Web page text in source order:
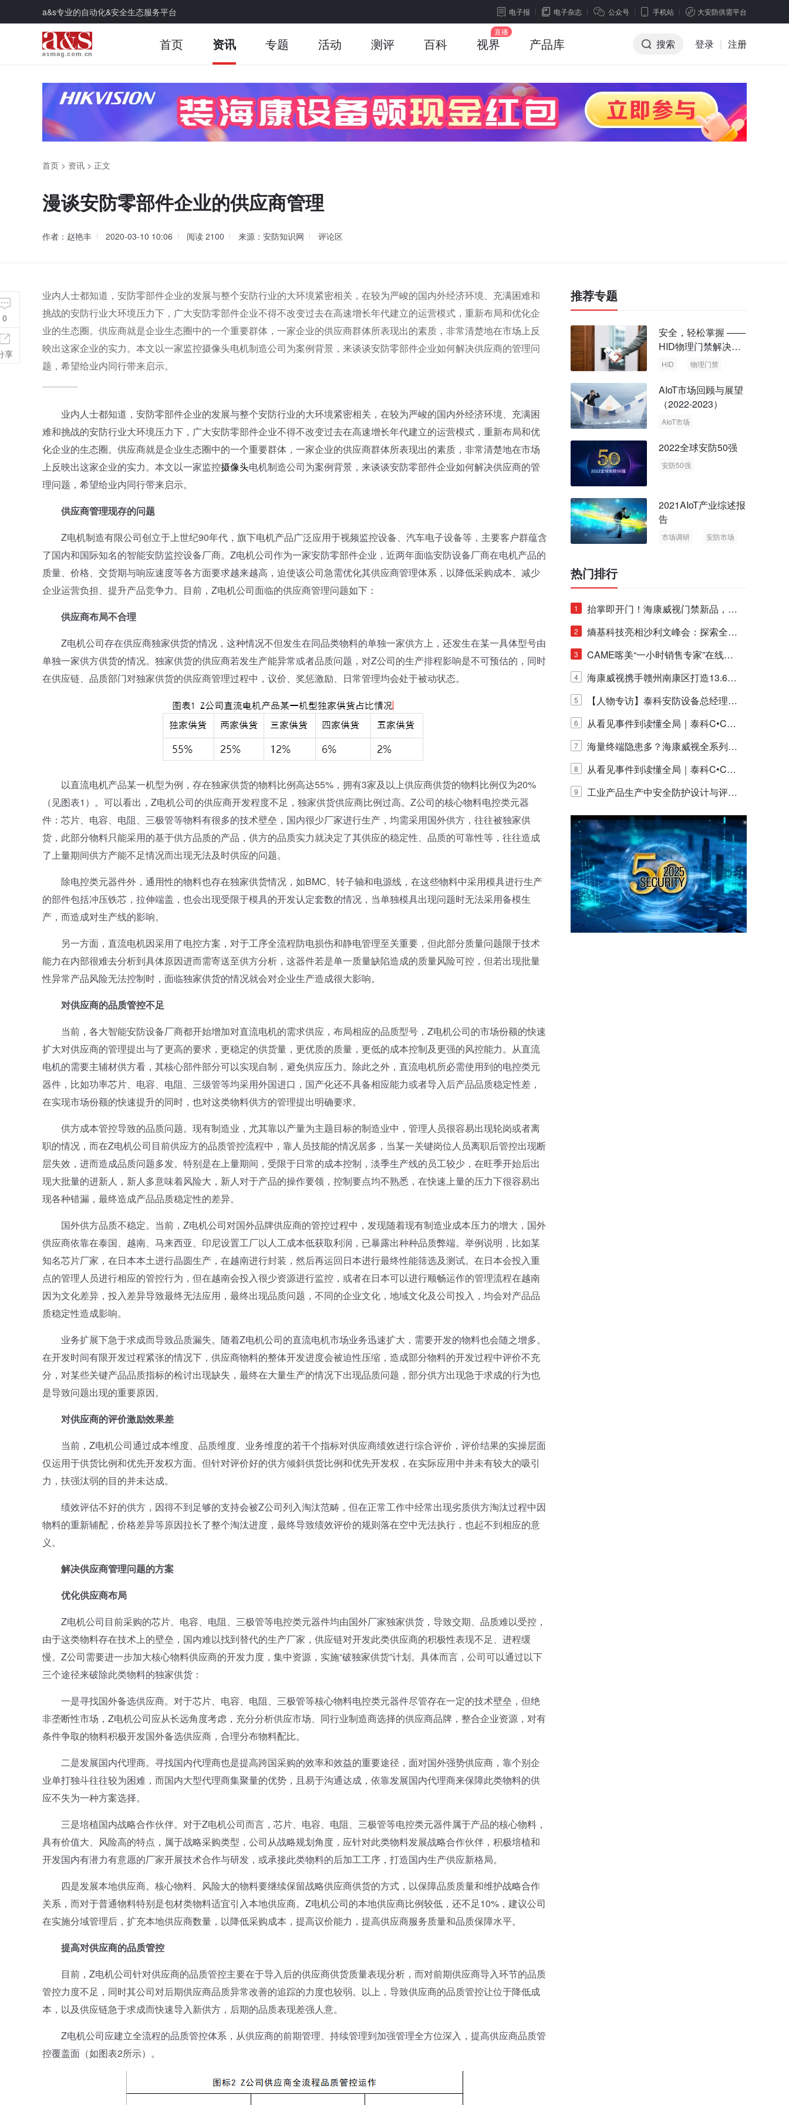
a&s专业的自动化&安全生态服务平台 电子报 电子杂志 公众号 手机站 大安防供需平台
首页 资讯 专题 活动 测评 百科 视界 产品库 搜索 登录 | 注册
首页 > 资讯 > 正文
漫谈安防零部件企业的供应商管理
作者：赵艳丰 2020-03-10 10:06 阅读 2100 来源：安防知识网 评论区
业内人士都知道，安防零部件企业的发展与整个安防行业的大环境紧密相关，在较为严峻的国内外经济环境、充满困难和
挑战的安防行业大环境压力下，广大安防零部件企业不得不改变过去在高速增长年代建立的运营模式，重新布局和优化企
业的生态圈。供应商就是企业生态圈中的一个重要群体，一家企业的供应商群体所表现出的素质，非常清楚地在市场上反
映出这家企业的实力。本文以一家监控摄像头电机制造公司为案例背景，来谈谈安防零部件企业如何解决供应商的管理问
题，希望给业内同行带来启示。
业内人士都知道，安防零部件企业的发展与整个安防行业的大环境紧密相关，在较为严峻的国内外经济环境、充满困
难和挑战的安防行业大环境压力下，广大安防零部件企业不得不改变过去在高速增长年代建立的运营模式，重新布局和优
化企业的生态圈。供应商就是企业生态圈中的一个重要群体，一家企业的供应商群体所表现出的素质，非常清楚地在市场
上反映出这家企业的实力。本文以一家监控摄像头电机制造公司为案例背景，来谈谈安防零部件企业如何解决供应商的管
理问题，希望给业内同行带来启示。
供应商管理现存的问题
Z电机制造有限公司创立于上世纪90年代，旗下电机产品广泛应用于视频监控设备、汽车电子设备等，主要客户群蕴含
了国内和国际知名的智能安防监控设备厂商。Z电机公司作为一家安防零部件企业，近两年面临安防设备厂商在电机产品的
质量、价格、交货期与响应速度等各方面要求越来越高，迫使该公司急需优化其供应商管理体系，以降低采购成本、减少
企业运营负担、提升产品竞争力。目前，Z电机公司面临的供应商管理问题如下：
供应商布局不合理
Z电机公司存在供应商独家供货的情况，这种情况不但发生在同品类物料的单独一家供方上，还发生在某一具体型号由
单独一家供方供货的情况。独家供货的供应商若发生产能异常或者品质问题，对Z公司的生产排程影响是不可预估的，同时
在供应链、品质部门对独家供货的供应商管理过程中，议价、奖惩激励、日常管理均会处于被动状态。
以直流电机产品某一机型为例，存在独家供货的物料比例高达55%，拥有3家及以上供应商供货的物料比例仅为20%
（见图表1）。可以看出，Z电机公司的供应商开发程度不足，独家供货供应商比例过高。Z公司的核心物料电控类元器
件：芯片、电容、电阻、三极管等物料有很多的技术壁垒，国内很少厂家进行生产，均需采用国外供方，往往被独家供
货，此部分物料只能采用的基于供方品质的产品，供方的品质实力就决定了其供应的稳定性、品质的可靠性等，往往造成
了上量期间供方产能不足情况而出现无法及时供应的问题。
除电控类元器件外，通用性的物料也存在独家供货情况，如BMC、转子轴和电源线，在这些物料中采用模具进行生产
的部件包括冲压铁芯，拉伸端盖，也会出现受限于模具的开发认定套数的情况，当单独模具出现问题时无法采用备模生
产，而造成对生产线的影响。
另一方面，直流电机因采用了电控方案，对于工序全流程防电损伤和静电管理至关重要，但此部分质量问题限于技术
能力在内部很难去分析到具体原因进而需寄送至供方分析，这器件若是单一质量缺陷造成的质量风险可控，但若出现批量
性异常产品风险无法控制时，面临独家供货的情况就会对企业生产造成很大影响。
对供应商的品质管控不足
当前，各大智能安防设备厂商都开始增加对直流电机的需求供应，布局相应的品质型号，Z电机公司的市场份额的快速
扩大对供应商的管理提出与了更高的要求，更稳定的供货量，更优质的质量，更低的成本控制及更强的风控能力。从直流
电机的需要主辅材供方看，其核心部件部分可以实现自制，避免供应压力。除此之外，直流电机所必需使用到的电控类元
器件，比如功率芯片、电容、电阻、三级管等均采用外国进口，国产化还不具备相应能力或者导入后产品品质稳定性差，
在实现市场份额的快速提升的同时，也对这类物料供方的管理提出明确要求。
供方成本管控导致的品质问题。现有制造业，尤其靠以产量为主题目标的制造业中，管理人员很容易出现轮岗或者离
职的情况，而在Z电机公司目前供应方的品质管控流程中，靠人员技能的情况居多，当某一关键岗位人员离职后管控出现断
层失效，进而造成品质问题多发。特别是在上量期间，受限于日常的成本控制，淡季生产线的员工较少，在旺季开始后出
现大批量的进新人，新人多意味着风险大，新人对于产品的操作要领，控制要点均不熟悉，在快速上量的压力下很容易出
现各种错漏，最终造成产品品质稳定性的差异。
国外供方品质不稳定。当前，Z电机公司对国外品牌供应商的管控过程中，发现随着现有制造业成本压力的增大，国外
供应商依靠在泰国、越南、马来西亚、印尼设置工厂以人工成本低获取利润，已暴露出种种品质弊端。举例说明，比如某
知名芯片厂家，在日本本土进行晶圆生产，在越南进行封装，然后再运回日本进行最终性能筛选及测试。在日本会投入重
点的管理人员进行相应的管控行为，但在越南会投入很少资源进行监控，或者在日本可以进行顺畅运作的管理流程在越南
因为文化差异，投入差异导致最终无法应用，最终出现品质问题，不同的企业文化，地域文化及公司投入，均会对产品品
质稳定性造成影响。
业务扩展下急于求成而导致品质漏失。随着Z电机公司的直流电机市场业务迅速扩大，需要开发的物料也会随之增多。
在开发时间有限开发过程紧张的情况下，供应商物料的整体开发进度会被迫性压缩，造成部分物料的开发过程中评价不充
分，对某些关键产品品质指标的检讨出现缺失，最终在大量生产的情况下出现品质问题，部分供方出现急于求成的行为也
是导致问题出现的重要原因。
对供应商的评价激励效果差
当前，Z电机公司通过成本维度、品质维度、业务维度的若干个指标对供应商绩效进行综合评价，评价结果的实操层面
仅运用于供货比例和优先开发权方面。但针对评价好的供方倾斜供货比例和优先开发权，在实际应用中并未有较大的吸引
力，扶强汰弱的目的并未达成。
绩效评估不好的供方，因得不到足够的支持会被Z公司列入淘汰范畴，但在正常工作中经常出现劣质供方淘汰过程中因
物料的重新辅配，价格差异等原因拉长了整个淘汰进度，最终导致绩效评价的规则落在空中无法执行，也起不到相应的意
义。
解决供应商管理问题的方案
优化供应商布局
Z电机公司目前采购的芯片、电容、电阻、三极管等电控类元器件均由国外厂家独家供货，导致交期、品质难以受控，
由于这类物料存在技术上的壁垒，国内难以找到替代的生产厂家，供应链对开发此类供应商的积极性表现不足、进程缓
慢。Z公司需要进一步加大核心物料供应商的开发力度，集中资源，实施“破独家供货”计划。具体而言，公司可以通过以下
三个途径来破除此类物料的独家供货：
一是寻找国外备选供应商。对于芯片、电容、电阻、三极管等核心物料电控类元器件尽管存在一定的技术壁垒，但绝
非垄断性市场，Z电机公司应从长远角度考虑，充分分析供应市场、同行业制造商选择的供应商品牌，整合企业资源，对有
条件争取的物料积极开发国外备选供应商，合理分布物料配比。
二是发展国内代理商。寻找国内代理商也是提高跨国采购的效率和效益的重要途径，面对国外强势供应商，靠个别企
业单打独斗往往较为困难，而国内大型代理商集聚量的优势，且易于沟通达成，依靠发展国内代理商来保障此类物料的供
应不失为一种方案选择。
三是培植国内战略合作伙伴。对于Z电机公司而言，芯片、电容、电阻、三极管等电控类元器件属于产品的核心物料，
具有价值大、风险高的特点，属于战略采购类型，公司从战略规划角度，应针对此类物料发展战略合作伙伴，积极培植和
开发国内有潜力有意愿的厂家开展技术合作与研发，或承接此类物料的后加工工序，打造国内生产供应新格局。
四是发展本地供应商。核心物料、风险大的物料要继续保留战略供应商供货的方式，以保障品质质量和维护战略合作
关系，而对于普通物料特别是包材类物料适宜引入本地供应商。Z电机公司的本地供应商比例较低，还不足10%，建议公司
在实施分域管理后，扩充本地供应商数量，以降低采购成本，提高议价能力，提高供应商服务质量和品质保障水平。
提高对供应商的品质管控
目前，Z电机公司针对供应商的品质管控主要在于导入后的供应商供货质量表现分析，而对前期供应商导入环节的品质
管控力度不足，同时其公司对后期供应商品质异常改善的追踪的力度也较弱。以上，导致供应商的品质管控让位于降低成
本，以及供应链急于求成而快速导入新供方，后期的品质表现差强人意。
Z电机公司应建立全流程的品质管控体系，从供应商的前期管理、持续管理到加强管理全方位深入，提高供应商品质管
控覆盖面（如图表2所示）。
0
享
推荐专题
安全，轻松掌握 ——
HID物理门禁解决方
案，启动智慧安全新
HID 物理门禁
AIoT市场回顾与展望
（2022-2023）
AIoT市场
2022全球安防50强
安防50强
2021AIoT产业综述报
告
市场调研
安防市场
热门排行
1
抬掌即开门！海康威视门禁新品，不
止认人脸，更认"掌"中静脉！
2
熵基科技亮相沙利文峰会：探索全栈
脑机技术商业化生态新路径
3
CAME喀美“一小时销售专家”在线赋
能培训正式启动！
4
海康威视携手赣州南康区打造13.6公
里绿波网
5
【人物专访】泰科安防设备总经理张
宁解码安防出海新范式
6
从看见事件到读懂全局｜泰科C•CUR
E IQ 3.20开启安防运营智能新时代
7
海量终端隐患多？海康威视全系列物
联安全产品，四层守护更放心！
8
从看见事件到读懂全局｜泰科C•CUR
E IQ 3.20开启安防运营智能新时代
9
工业产品生产中安全防护设计与评估
的实践与探讨